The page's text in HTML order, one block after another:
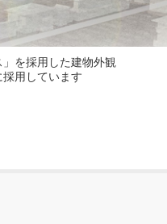
」を採用した建物外観
用しています